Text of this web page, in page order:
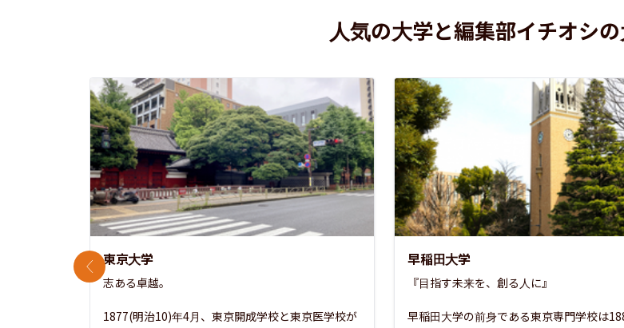
人気の大学と編集部イチオシ
東京大学
志ある卓越。
1877(明治10)年4月、東京開成学校と東京医学校が
早稲田大学
『目指す未来を、創る人に』
早稲田大学の前身である東京専門学校は
前のスライド